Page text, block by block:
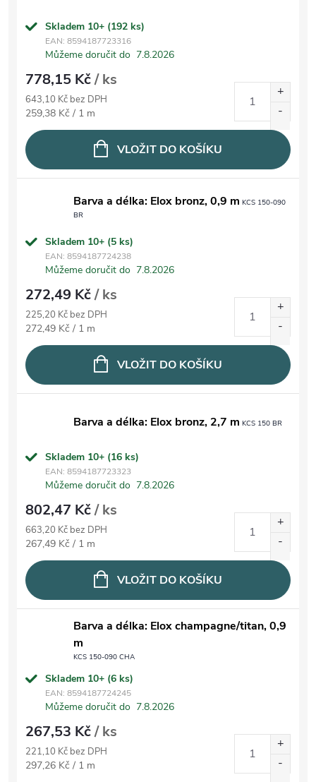
Skladem 10+ (192 ks)
EAN: 8594187723316
Můžeme doručit do 7.8.2026
778,15 Kč/ ks
643,10 Kč bez DPH
Měrná cena:
259,38 Kč / 1 m
VLOŽIT DO KOŠÍKU
Barva a délka: Elox bronz, 0,9 m KCS 150-090
BR
Skladem 10+ (5 ks)
EAN: 8594187724238
Můžeme doručit do 7.8.2026
272,49 Kč/ ks
225,20 Kč bez DPH
Měrná cena:
272,49 Kč / 1 m
VLOŽIT DO KOŠÍKU
Barva a délka: Elox bronz, 2,7 m KCS 150 BR
Skladem 10+ (16 ks)
EAN: 8594187723323
Můžeme doručit do 7.8.2026
802,47 Kč/ ks
663,20 Kč bez DPH
Měrná cena:
267,49 Kč / 1 m
VLOŽIT DO KOŠÍKU
Barva a délka: Elox champagne/titan, 0,9
m
KCS 150-090 CHA
Skladem 10+ (6 ks)
EAN: 8594187724245
Můžeme doručit do 7.8.2026
267,53 Kč/ ks
221,10 Kč bez DPH
Měrná cena:
297,26 Kč / 1 m